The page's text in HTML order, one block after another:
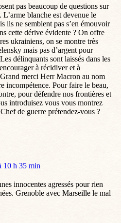
pas beaucoup de questions sur
blanche est devenue le
ils ne semblent pas s’en émouvoir
cette dérive évidente ? On offre
ukrainiens, on se montre très
mais pas d’argent pour
délinquants sont laissés dans les
à récidiver et à
merci Herr Macron au nom
incompétence. Pour faire le beau,
pour défendre nos frontières et
introduisez vous vous montrez
de guerre prétendez-vous ?
10 h 35 min
innocentes agressés pour rien
Grenoble avec Marseille le mal